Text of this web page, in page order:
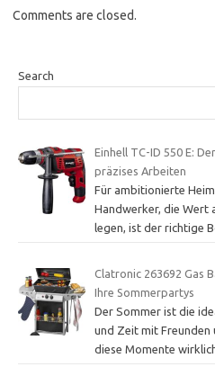
Comments are closed.
Search
Einhell TC-ID 550 E:
präzises Arbeiten
Für ambitionierte
Handwerker, die Wert
legen, ist der richtige
Clatronic 263692 Gas
Ihre Sommerpartys
Der Sommer ist die
und Zeit mit Freunden
diese Momente